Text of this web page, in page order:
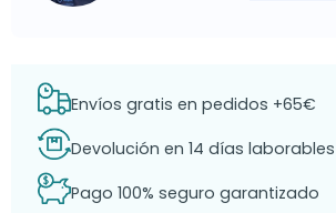
Envíos gratis en pedidos +65€
Devolución en 14 días laborables
Pago 100% seguro garantizado